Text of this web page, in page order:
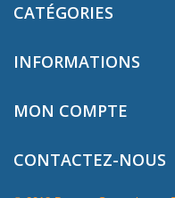
CATÉGORIES
INFORMATIONS
MON COMPTE
CONTACTEZ-NOUS